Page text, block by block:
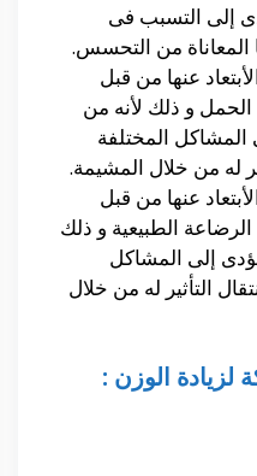
إلى التسبب فى
من التحسس.
عنها من قبل
الحمل و ذلك لأنه من
المختلفة
له من خلال المشيمة.
عنها من قبل
الرضاعة الطبيعية و ذلك
إلى المشاكل
التأثير له من خلال
لزيادة الوزن :